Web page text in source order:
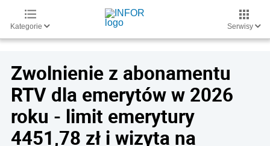
Kategorie Serwisy
Zwolnienie z abonamentu
RTV dla emerytów w 2026
roku - limit emerytury
4451,78 zł i wizyta na